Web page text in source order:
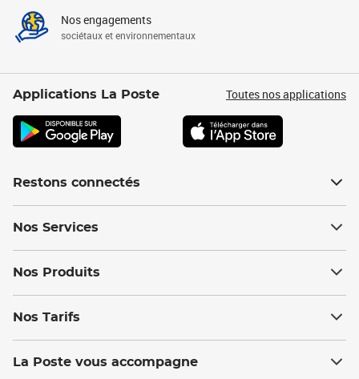
Nos engagements
sociétaux et environnementaux
Applications La Poste Toutes nos applications
Restons connectés
Nos Services
Nos Produits
Nos Tarifs
La Poste vous accompagne